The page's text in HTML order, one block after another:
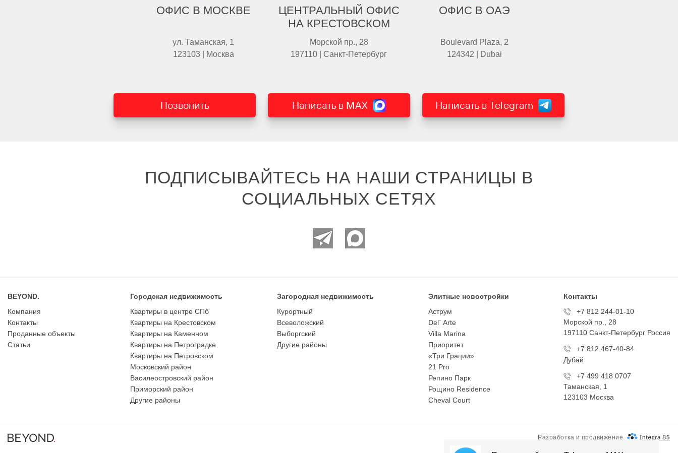
ОФИС В МОСКВЕ
ул. Таманская, 1
123103 | Москва
ЦЕНТРАЛЬНЫЙ ОФИС
НА КРЕСТОВСКОМ
Морской пр., 28
197110 | Санкт-Петербург
ОФИС В ОАЭ
Boulevard Plaza, 2
124342 | Dubai
Позвонить Написать в MAX Написать в Telegram
ПОДПИСЫВАЙТЕСЬ НА НАШИ СТРАНИЦЫ В
СОЦИАЛЬНЫХ СЕТЯХ
BEYOND.
Компания
Контакты
Проданные объекты
Статьи
Городская недвижимость
Квартиры в центре СПб
Квартиры на Крестовском
Квартиры на Каменном
Квартиры на Петроградке
Квартиры на Петровском
Московский район
Василеостровский район
Приморский район
Другие районы
Загородная недвижимость
Курортный
Всеволожский
Выборгский
Другие районы
Элитные новостройки
Аструм
Del` Arte
Villa Marina
Приоритет
«Три Грации»
21 Pro
Репино Парк
Рощино Residence
Cheval Court
Контакты
+7 812 244-01-10
Морской пр., 28
197110 Санкт-Петербург Росcия
+7 812 467-40-84
Дубай
+7 499 418 0707
Таманская, 1
123103 Москва
Разработка и продвижение